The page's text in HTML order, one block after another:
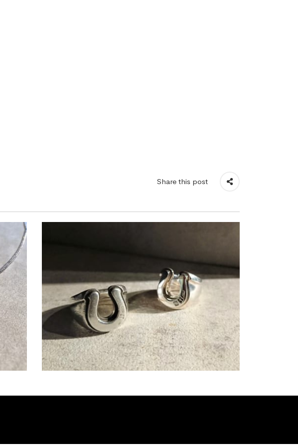
Share this post